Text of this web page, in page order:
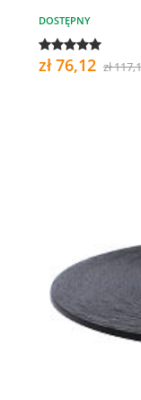
DOSTĘPNY
zł 76,12 zł